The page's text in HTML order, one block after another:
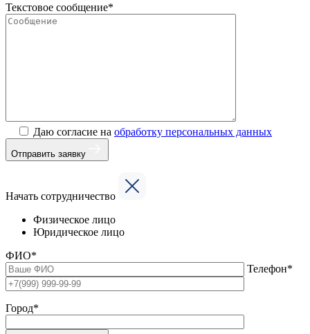
Текстовое сообщение*
Даю согласие на обработку персональных данных
Отправить заявку
Начать сотрудничество
Физическое лицо
Юридическое лицо
ФИО*
Телефон*
Город*